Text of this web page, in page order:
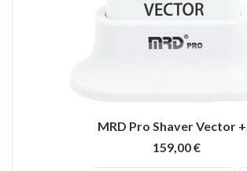
MRD Pro Shaver Vector
159,00 €